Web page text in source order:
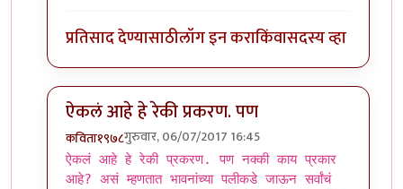
प्रतिसाद देण्यासाठीलॉग इन कराकिंवासदस्य व्हा
ऐकलं आहे हे रेकी प्रकरण. पण
कविता१९७८गुरुवार, 06/07/2017 16:45
In reply to ऐकलं आहे हे रेकी प्रकरण. पणbyज्योति अळवणी
ऐकलं आहे हे रेकी प्रकरण. पण नक्की काय प्रकार
आहे? असं म्हणतात भावनांच्या पलीकडे जाऊन सर्वांचं